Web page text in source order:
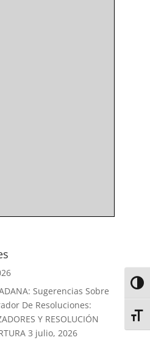
Sugerencias Sobre
De Resoluciones:
Y RESOLUCIÓN
3 julio, 2026